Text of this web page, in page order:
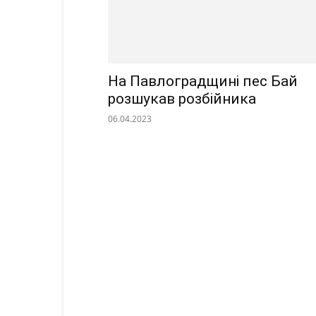
На Павлоградщині пес Бай
розшукав розбійника
06.04.2023